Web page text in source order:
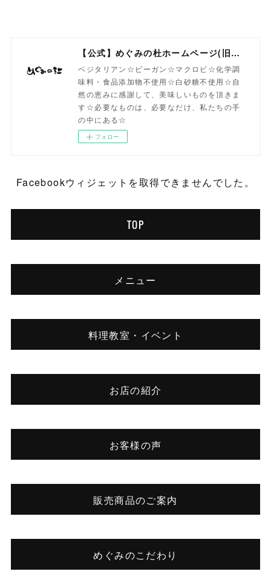
【公式】めぐみの杜ホームページ(旧自然食工房）
ベジタリアン☆ビーガン☆マクロビ☆化学調
味料・食品添加物不使用☆白砂糖不使用☆自
然の恵みに感謝して、美味しいものを頂きま
す☆必要なものは、必要なだけ、私たちの手
の中にある☆
フォロー
Facebookウィジェットを取得できませんでした。
TOP
メニュー
料理教室・イベント
お店の紹介
お客様の声
販売商品のご案内
めぐみのこだわり